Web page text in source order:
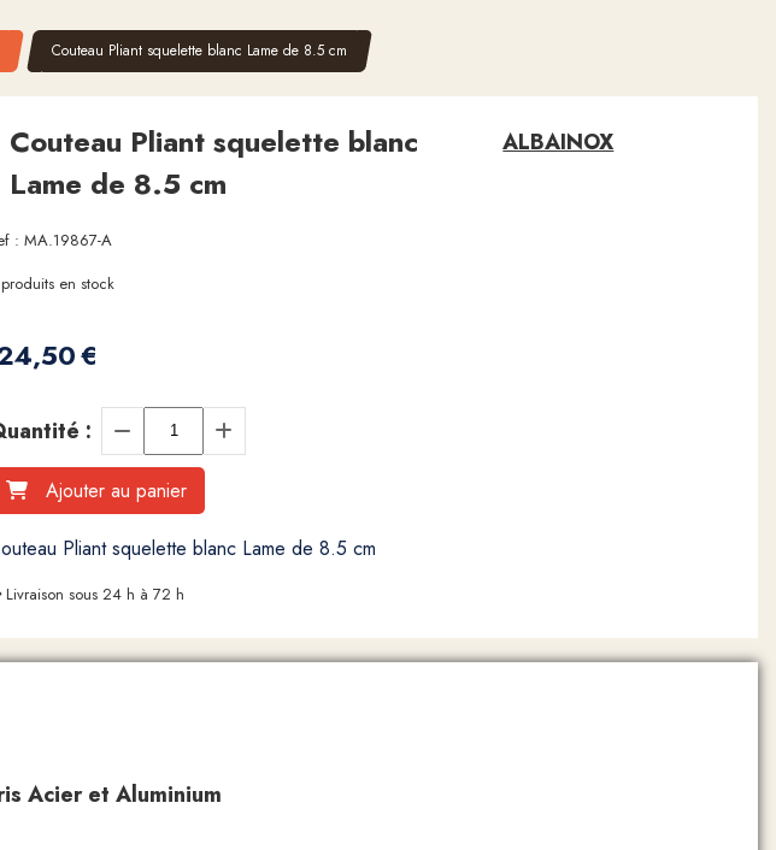
Couteau Pliant squelette blanc Lame de 8.5 cm
Couteau Pliant squelette blanc
Lame de 8.5 cm
ALBAINOX
: MA.19867-A
€
produits en stock
:
Ajouter au panier
Pliant squelette blanc Lame de 8.5 cm
Livraison sous 24 h à 72 h
Acier et Aluminium